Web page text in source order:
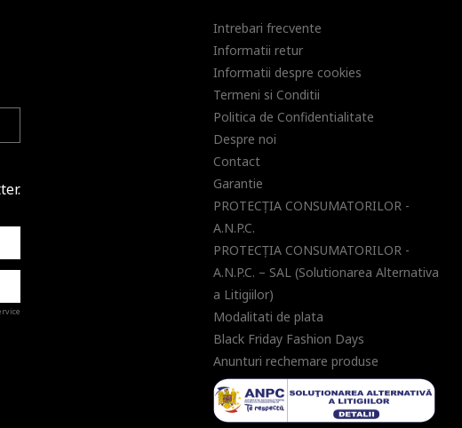
Intrebari frecvente
Informatii retur
Informatii despre cookies
Termeni si Conditii
Politica de Confidentialitate
Despre noi
Contact
Garantie
PROTECŢIA CONSUMATORILOR -
A.N.P.C.
PROTECŢIA CONSUMATORILOR -
A.N.P.C. – SAL (Solutionarea Alternativa
a Litigiilor)
Modalitati de plata
Black Friday Fashion Days
Anunturi rechemare produse